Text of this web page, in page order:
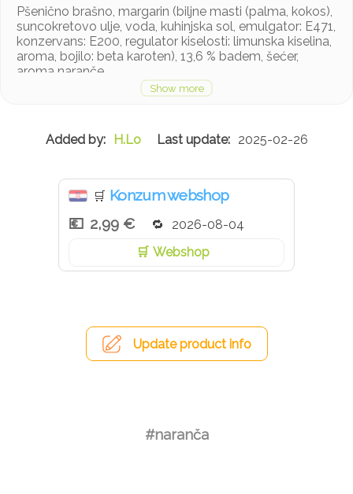
Pšenično brašno, margarin (biljne masti (palma, kokos),
suncokretovo ulje, voda, kuhinjska sol, emulgator: E471,
konzervans: E200, regulator kiselosti: limunska kiselina,
aroma, bojilo: beta karoten), 13,6 % badem, šećer,
aroma naranče.
H.Lo 2025-02-26
🛒 Konzum webshop
2,99 €
2026-08-04
Webshop
Update product info
#naranča